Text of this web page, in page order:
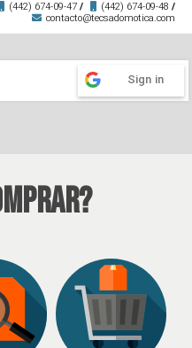
(442) 674-09-47 / (442) 674-09-48 /
contacto@tecsadomotica.com
Sign in